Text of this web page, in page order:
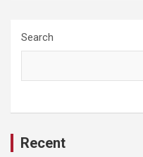
Search
Recent